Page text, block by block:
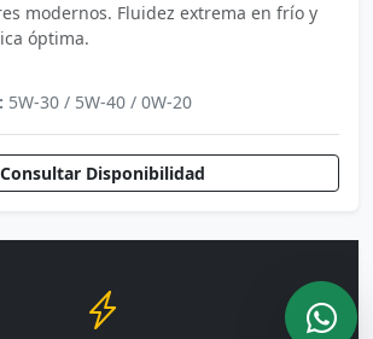
modernos. Fluidez extrema en frío y
óptima.
5W-30 / 5W-40 / 0W-20
Consultar Disponibilidad